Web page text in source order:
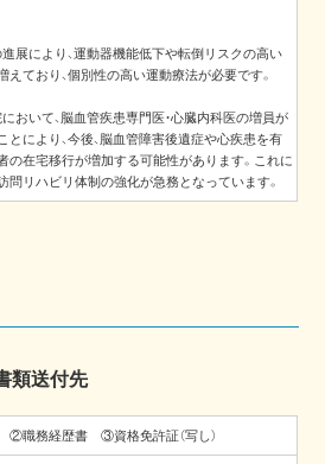
進展により、運動器機能低下や転倒リスクの高い
えており、個別性の高い運動療法が必要です。
において、脳血管疾患専門医・心臓内科医の増員が
とにより、今後、脳血管障害後遺症や心疾患を有
の在宅移行が増加する可能性があります。これに
問リハビリ体制の強化が急務となっています。
類送付先
職務経歴書 ③資格免許証（写し）